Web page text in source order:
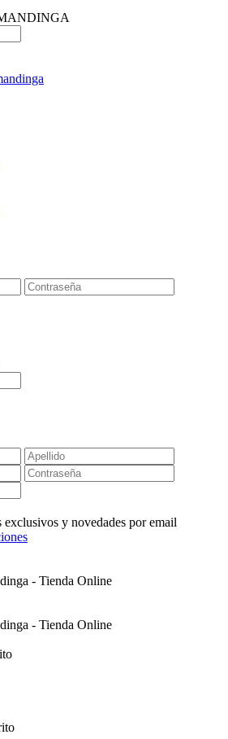
y novedades por email